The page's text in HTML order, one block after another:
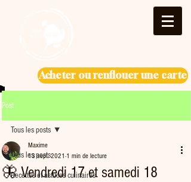
Acheter ou renflouer une carte
Post
Tous les posts
Recettes et astuces culinaires
Tous les posts
🦋 Vendredi 17 et samedi 18
Maxime
13 sept. 2021 1 min de lecture